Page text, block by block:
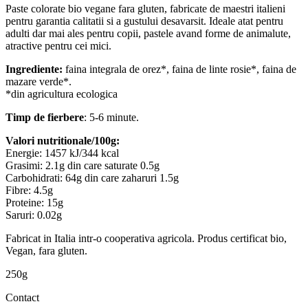
Paste colorate bio vegane fara gluten, fabricate de maestri italieni
pentru garantia calitatii si a gustului desavarsit. Ideale atat pentru
adulti dar mai ales pentru copii, pastele avand forme de animalute,
atractive pentru cei mici.
Ingrediente: faina integrala de orez*, faina de linte rosie*, faina de
mazare verde*.
*din agricultura ecologica
Timp de fierbere: 5-6 minute.
Valori nutritionale/100g:
Energie: 1457 kJ/344 kcal
Grasimi: 2.1g din care saturate 0.5g
Carbohidrati: 64g din care zaharuri 1.5g
Fibre: 4.5g
Proteine: 15g
Saruri: 0.02g
Fabricat in Italia intr-o cooperativa agricola. Produs certificat bio,
Vegan, fara gluten.
250g
Contact